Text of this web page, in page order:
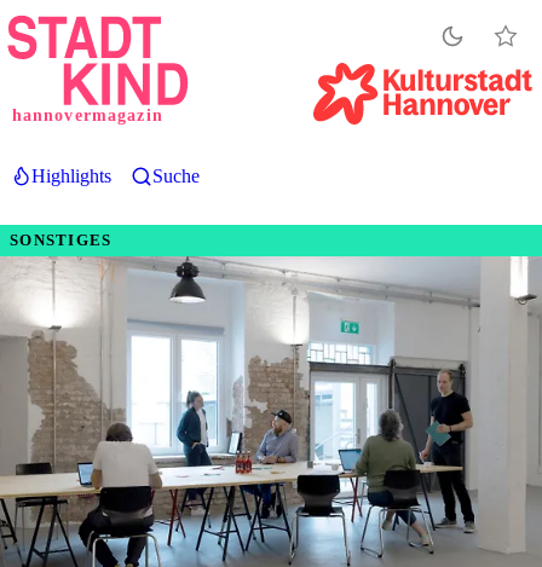
Direkt
zum
hannovermagazin
Highlights Suche
SONSTIGES